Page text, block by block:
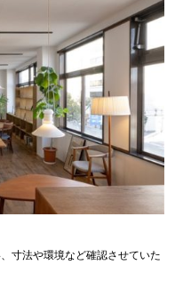
寸法や環境など確認させていた